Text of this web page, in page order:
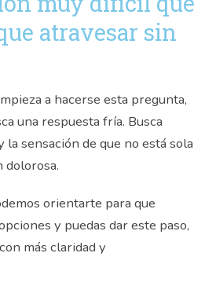
atravesar sin
a hacerse esta pregunta,
una respuesta fría. Busca
la sensación de que no está sola
dolorosa.
orientarte para que
y puedas dar este paso,
más claridad y